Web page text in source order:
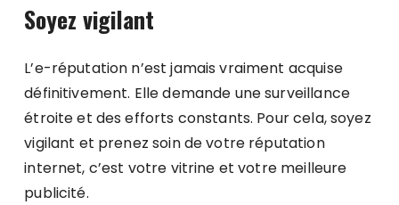
Soyez vigilant
L’e-réputation n’est jamais vraiment acquise
définitivement. Elle demande une surveillance
étroite et des efforts constants. Pour cela, soyez
vigilant et prenez soin de votre réputation
internet, c’est votre vitrine et votre meilleure
publicité.